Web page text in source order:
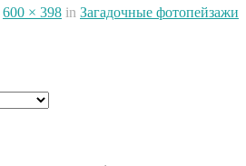
600 × 398 in Загадочные фотопейзажи